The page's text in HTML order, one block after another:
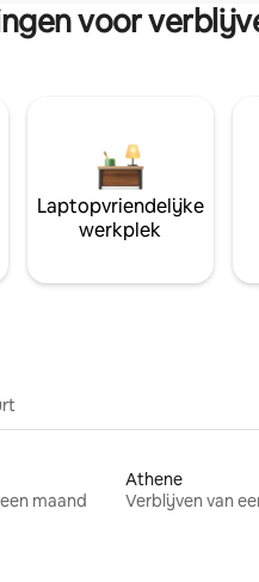
voor
Laptopvriendelijke
werkplek
maand
Athene
Verblijven van